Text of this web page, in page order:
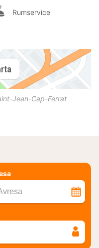
Rumservice
Jean-Cap-Ferrat